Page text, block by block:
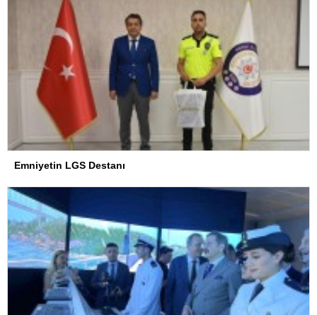
Emniyetin LGS Destanı